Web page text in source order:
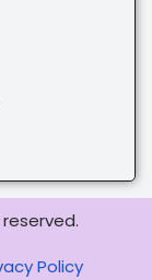
Policy